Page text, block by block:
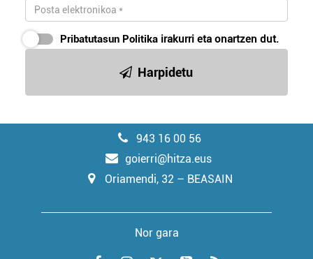
Pribatutasun Politika irakurri eta onartzen dut.
Harpidetu
943 16 00 56
goierri@hitza.eus
Oriamendi, 32 – BEASAIN
Nor gara